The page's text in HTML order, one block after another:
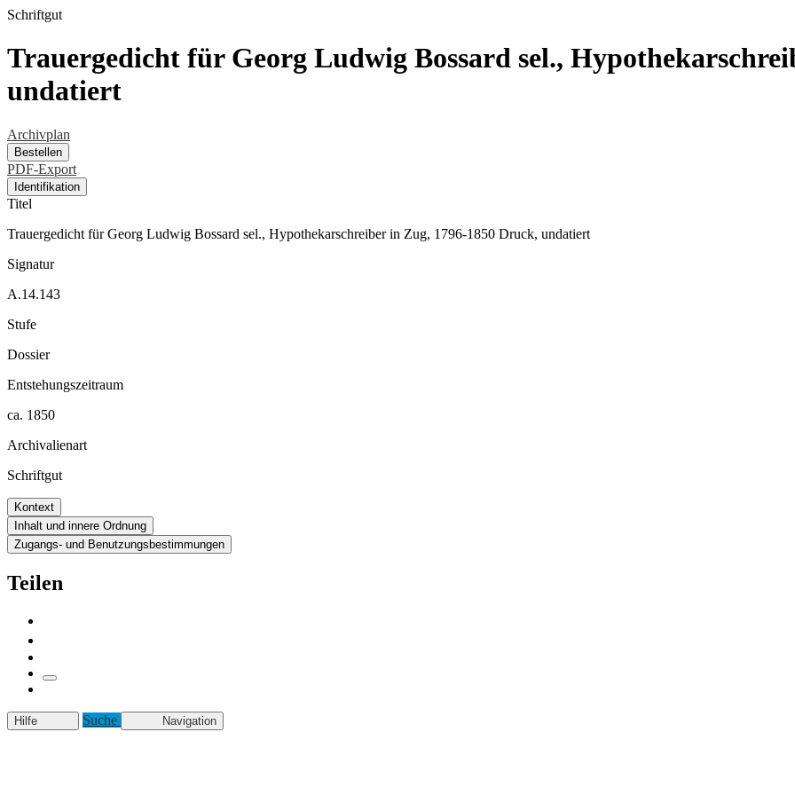
Schriftgut
Trauergedicht für Georg Ludwig Bossard sel.,
undatiert
Archivplan
Bestellen
PDF-Export
Identifikation
Titel
Trauergedicht für Georg Ludwig Bossard sel., Hypothekarschreiber in Zug, 1796-1850 Druck, undatiert
Signatur
A.14.143
Stufe
Dossier
Entstehungszeitraum
ca. 1850
Archivalienart
Schriftgut
Kontext
Inhalt und innere Ordnung
Zugangs- und Benutzungsbestimmungen
Teilen
Hilfe Suche Navigation